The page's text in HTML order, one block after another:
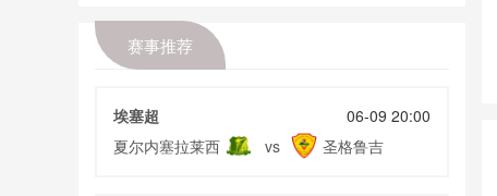
全场录像回放
05月25日 皇家马德里vs皇家社会 全场录像回放
05月25日 科莫vs国际米兰 全场录像回放
05月24日 曼城vs伯恩茅斯 全场录像回放
05月24日 重庆铜梁龙vs河南 全场录像回放
05月24日 苏州东吴vs上海海港 全场录像回放
赛事推荐
埃塞超
06-09 20:00
夏尔内塞拉莱西
vs 圣格鲁吉